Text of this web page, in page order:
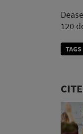
120
TAGS